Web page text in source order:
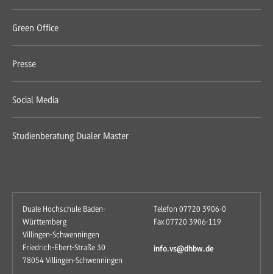
Green Office
Presse
Social Media
Studienberatung Dualer Master
Duale Hochschule Baden-
Württemberg
Villingen-Schwenningen
Friedrich-Ebert-Straße 30
78054 Villingen-Schwenningen
Telefon 07720 3906-0
Fax 07720 3906-119
info.vs@dhbw.de